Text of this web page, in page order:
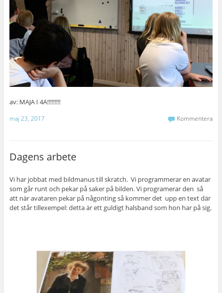
av: MAJA I 4A!!!!!!!!!
maj 23, 2017 Kommentera
Dagens arbete
Vi har jobbat med bildmanus till skratch. Vi programmerar en avatar
som går runt och pekar på saker på bilden. Vi programerar den så
att när avataren pekar på någonting så kommer det upp en text där
det står tillexempel: detta är ett guldigt halsband som hon har på sig.